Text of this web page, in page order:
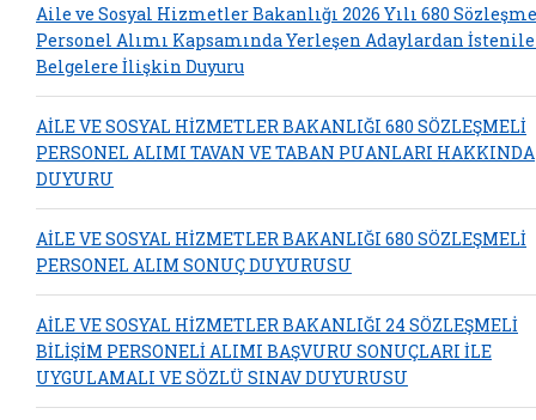
Aile ve Sosyal Hizmetler Bakanlığı 2026 Yılı 680
Personel Alımı Kapsamında Yerleşen Adaylardan
Belgelere İlişkin Duyuru
AİLE VE SOSYAL HİZMETLER BAKANLIĞI 680 SÖZLEŞMELİ
PERSONEL ALIMI TAVAN VE TABAN PUANLARI HAKKINDA
DUYURU
AİLE VE SOSYAL HİZMETLER BAKANLIĞI 680 SÖZLEŞMELİ
PERSONEL ALIM SONUÇ DUYURUSU
AİLE VE SOSYAL HİZMETLER BAKANLIĞI 24 SÖZLEŞMELİ
BİLİŞİM PERSONELİ ALIMI BAŞVURU SONUÇLARI İLE
UYGULAMALI VE SÖZLÜ SINAV DUYURUSU